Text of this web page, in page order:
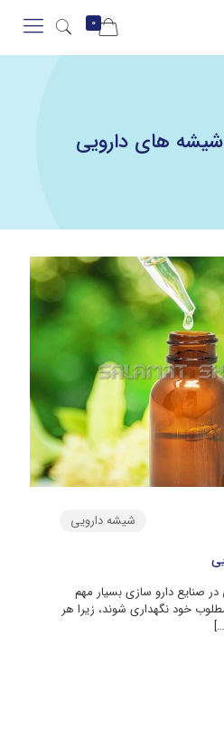
0
های دارویی
شیشه دارویی
صنایع دارو سازی بسیار مهم
خود نگهداری شوند، زیرا هر